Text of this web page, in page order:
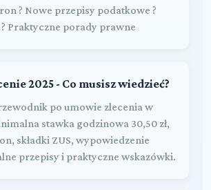
? Nowe przepisy podatkowe ?
Praktyczne porady prawne
2025 - Co musisz wiedzieć?
po umowie zlecenia w
stawka godzinowa 30,50 zł,
składki ZUS, wypowiedzenie
przepisy i praktyczne wskazówki.